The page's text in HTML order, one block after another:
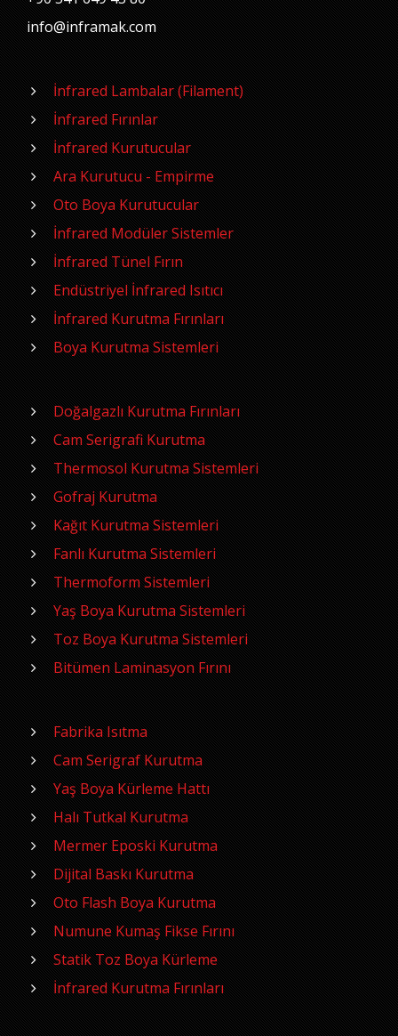
info@inframak.com
İnfrared Lambalar (Filament)
İnfrared Fırınlar
İnfrared Kurutucular
Ara Kurutucu - Empirme
Oto Boya Kurutucular
İnfrared Modüler Sistemler
İnfrared Tünel Fırın
Endüstriyel İnfrared Isıtıcı
İnfrared Kurutma Fırınları
Boya Kurutma Sistemleri
Doğalgazlı Kurutma Fırınları
Cam Serigrafi Kurutma
Thermosol Kurutma Sistemleri
Gofraj Kurutma
Kağıt Kurutma Sistemleri
Fanlı Kurutma Sistemleri
Thermoform Sistemleri
Yaş Boya Kurutma Sistemleri
Toz Boya Kurutma Sistemleri
Bitümen Laminasyon Fırını
Fabrika Isıtma
Cam Serigraf Kurutma
Yaş Boya Kürleme Hattı
Halı Tutkal Kurutma
Mermer Eposki Kurutma
Dijital Baskı Kurutma
Oto Flash Boya Kurutma
Numune Kumaş Fikse Fırını
Statik Toz Boya Kürleme
İnfrared Kurutma Fırınları